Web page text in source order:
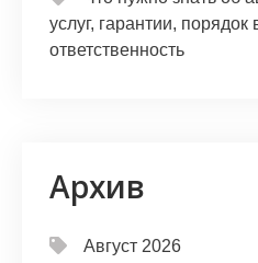
услуг, гарантии,
ответственность
Архив
Август 2026